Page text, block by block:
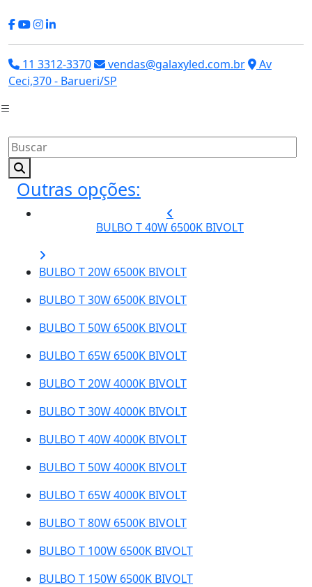
11 3312-3370 vendas@galaxyled.com.br
Av
Ceci,370 - Barueri/SP
Outras opções:
BULBO T 40W 6500K BIVOLT
BULBO T 20W 6500K BIVOLT
BULBO T 30W 6500K BIVOLT
BULBO T 50W 6500K BIVOLT
BULBO T 65W 6500K BIVOLT
BULBO T 20W 4000K BIVOLT
BULBO T 30W 4000K BIVOLT
BULBO T 40W 4000K BIVOLT
BULBO T 50W 4000K BIVOLT
BULBO T 65W 4000K BIVOLT
BULBO T 80W 6500K BIVOLT
BULBO T 100W 6500K BIVOLT
BULBO T 150W 6500K BIVOLT